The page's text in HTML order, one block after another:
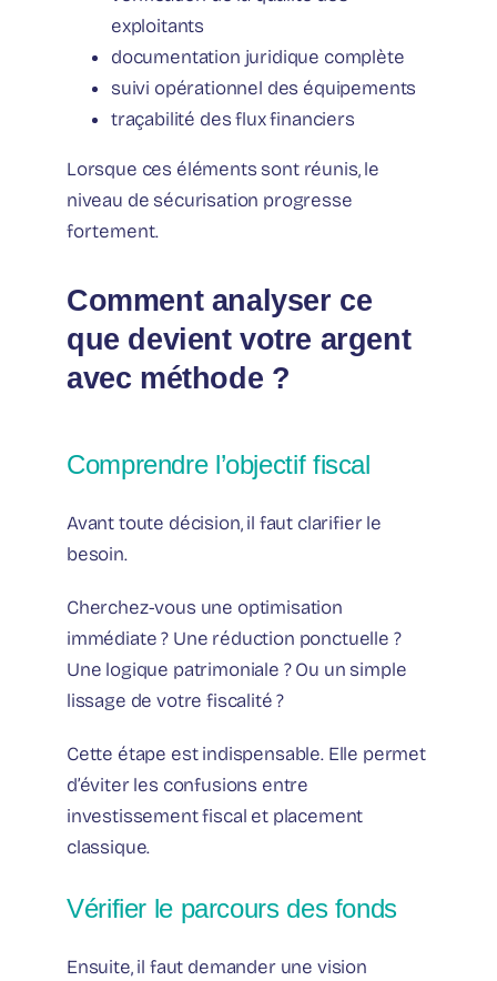
exploitants
documentation juridique complète
suivi opérationnel des équipements
traçabilité des flux financiers
Lorsque ces éléments sont réunis, le
niveau de sécurisation progresse
fortement.
Comment analyser ce
que devient votre argent
avec méthode ?
Comprendre l’objectif fiscal
Avant toute décision, il faut clarifier le
besoin.
Cherchez-vous une optimisation
immédiate ? Une réduction ponctuelle ?
Une logique patrimoniale ? Ou un simple
lissage de votre fiscalité ?
Cette étape est indispensable. Elle permet
d’éviter les confusions entre
investissement fiscal et placement
classique.
Vérifier le parcours des fonds
Ensuite, il faut demander une vision